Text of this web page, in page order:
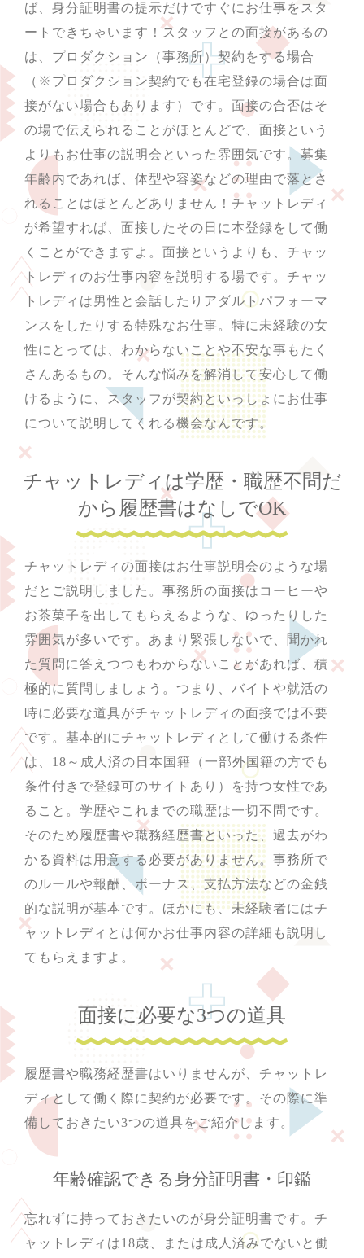
ば、身分証明書の提示だけですぐにお仕事をスタ
ートできちゃいます！スタッフとの面接があるの
は、プロダクション（事務所）契約をする場合
（※プロダクション契約でも在宅登録の場合は面
接がない場合もあります）です。面接の合否はそ
の場で伝えられることがほとんどで、面接という
よりもお仕事の説明会といった雰囲気です。募集
年齢内であれば、体型や容姿などの理由で落とさ
れることはほとんどありません！チャットレディ
が希望すれば、面接したその日に本登録をして働
くことができますよ。面接というよりも、チャッ
トレディのお仕事内容を説明する場です。チャッ
トレディは男性と会話したりアダルトパフォーマ
ンスをしたりする特殊なお仕事。特に未経験の女
性にとっては、わからないことや不安な事もたく
さんあるもの。そんな悩みを解消して安心して働
けるように、スタッフが契約といっしょにお仕事
について説明してくれる機会なんです。
チャットレディは学歴・職歴不問だ
から履歴書はなしでOK
チャットレディの面接はお仕事説明会のような場
だとご説明しました。事務所の面接はコーヒーや
お茶菓子を出してもらえるような、ゆったりした
雰囲気が多いです。あまり緊張しないで、聞かれ
た質問に答えつつもわからないことがあれば、積
極的に質問しましょう。つまり、バイトや就活の
時に必要な道具がチャットレディの面接では不要
です。基本的にチャットレディとして働ける条件
は、18～成人済の日本国籍（一部外国籍の方でも
条件付きで登録可のサイトあり）を持つ女性であ
ること。学歴やこれまでの職歴は一切不問です。
そのため履歴書や職務経歴書といった、過去がわ
かる資料は用意する必要がありません。事務所で
のルールや報酬、ボーナス、支払方法などの金銭
的な説明が基本です。ほかにも、未経験者にはチ
ャットレディとは何かお仕事内容の詳細も説明し
てもらえますよ。
面接に必要な3つの道具
履歴書や職務経歴書はいりませんが、チャットレ
ディとして働く際に契約が必要です。その際に準
備しておきたい3つの道具をご紹介します。
年齢確認できる身分証明書・印鑑
忘れずに持っておきたいのが身分証明書です。チ
ャットレディは18歳、または成人済みでないと働